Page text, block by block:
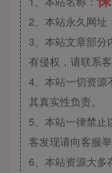
2、本站永久网址：
3、本站文章部分
有侵权，请联系
4、本站一切资源
其真实性负责。
5、本站一律禁止
客发现请向客服
6、本站资源大多